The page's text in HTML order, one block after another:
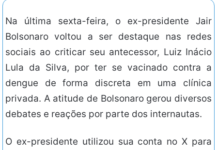
Na última sexta-feira, o ex-presidente Jair
Bolsonaro voltou a ser destaque nas redes
sociais ao criticar seu antecessor, Luiz Inácio
Lula da Silva, por ter se vacinado contra a
dengue de forma discreta em uma clínica
privada. A atitude de Bolsonaro gerou diversos
debates e reações por parte dos internautas.
O ex-presidente utilizou sua conta no X para